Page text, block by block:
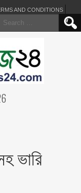
AND CONDITIONS
Search
ভারি